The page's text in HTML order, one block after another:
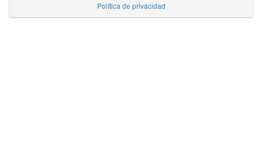
Política de privacidad